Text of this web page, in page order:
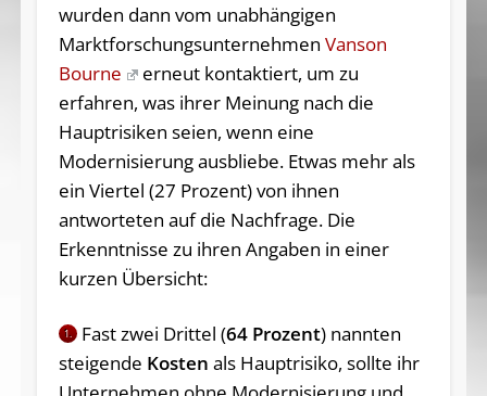
wurden dann vom unabhängigen
Marktforschungsunternehmen Vanson
Bourne
erneut kontaktiert, um zu
erfahren, was ihrer Meinung nach die
Hauptrisiken seien, wenn eine
Modernisierung ausbliebe. Etwas mehr als
ein Viertel (27 Prozent) von ihnen
antworteten auf die Nachfrage. Die
Erkenntnisse zu ihren Angaben in einer
kurzen Übersicht:
1. Fast zwei Drittel (64 Prozent) nannten
steigende Kosten als Hauptrisiko, sollte ihr